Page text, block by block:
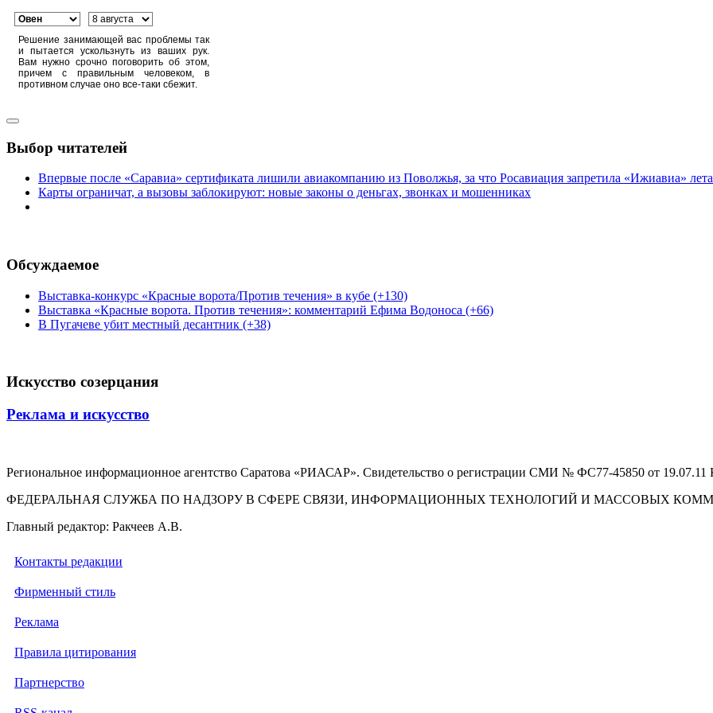
Решение занимающей вас проблемы так
и пытается ускользнуть из ваших рук.
Вам нужно срочно поговорить об этом,
причем с правильным человеком, в
противном случае оно все-таки сбежит.
Выбор читателей
Впервые после «Саравиа» сертификата лишили авиакомпанию из Поволжья, за что Росавиация запретила «Ижиавиа»
Карты ограничат, а вызовы заблокируют: новые законы о деньгах, звонках и мошенниках
Обсуждаемое
Выставка-конкурс «Красные ворота/Против течения» в кубе (+130)
Выставка «Красные ворота. Против течения»: комментарий Ефима Водоноса (+66)
В Пугачеве убит местный десантник (+38)
Искусство созерцания
Реклама и искусство
Региональное информационное агентство Саратова «РИАСАР». Свидетельство о регистрации СМИ № ФС77-45850 от
ФЕДЕРАЛЬНАЯ СЛУЖБА ПО НАДЗОРУ В СФЕРЕ СВЯЗИ, ИНФОРМАЦИОННЫХ ТЕХНОЛОГИЙ И МАССОВЫХ
Главный редактор: Ракчеев А.В.
Контакты редакции
Фирменный стиль
Реклама
Правила цитирования
Партнерство